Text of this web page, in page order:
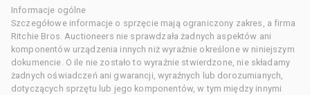
Informacje ogólne
Szczegółowe informacje o sprzęcie mają ograniczony zakres, a firma
Ritchie Bros. Auctioneers nie sprawdzała żadnych aspektów ani
komponentów urządzenia innych niż wyraźnie określone w niniejszym
dokumencie. O ile nie zostało to wyraźnie stwierdzone, nie składamy
żadnych oświadczeń ani gwarancji, wyraźnych lub dorozumianych,
dotyczących sprzętu lub jego komponentów, w tym między innymi